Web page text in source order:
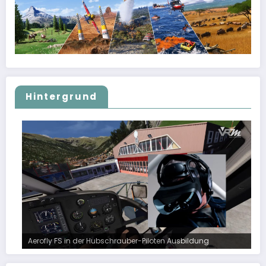
Hintergrund
Aerofly FS in der Hubschrauber-Piloten Ausbildung